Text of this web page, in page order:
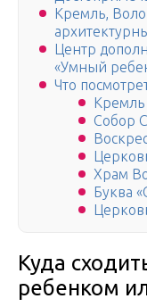
Кремль,
Центр
«Умный
Что
Кремль
Собор
Храм
Буква
Куда
ребенком